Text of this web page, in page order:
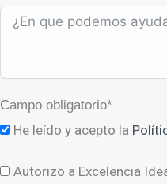
Campo obligatorio*
He leído y acepto la
Autorizo a Excelencia